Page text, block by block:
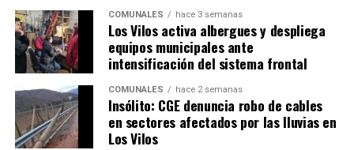
COMUNALES hace 3 semanas
Los Vilos activa albergues y despliega
equipos municipales ante
intensificación del sistema frontal
COMUNALES hace 2 semanas
Insólito: CGE denuncia robo de cables
en sectores afectados por las lluvias en
Los Vilos